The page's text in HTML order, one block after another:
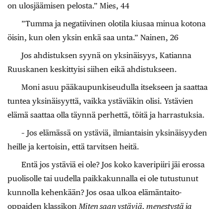
on ulosjäämisen pelosta.” Mies, 44
”Tumma ja negatiivinen olotila kiusaa minua kotona
öisin, kun olen yksin enkä saa unta.” Nainen, 26
Jos ahdistuksen syynä on yksinäisyys, Katianna
Ruuskanen keskittyisi siihen eikä ahdistukseen.
Moni asuu pääkaupunkiseudulla itsekseen ja saattaa
tuntea yksinäisyyttä, vaikka ystäviäkin olisi. Ystävien
elämä saattaa olla täynnä perhettä, töitä ja harrastuksia.
– Jos elämässä on ystäviä, ilmiantaisin yksinäisyyden
heille ja kertoisin, että tarvitsen heitä.
Entä jos ystäviä ei ole? Jos koko kaveripiiri jäi erossa
puolisolle tai uudella paikkakunnalla ei ole tutustunut
kunnolla kehenkään? Jos osaa ulkoa elämäntaito-
oppaiden klassikon Miten saan ystäviä, menestystä ja